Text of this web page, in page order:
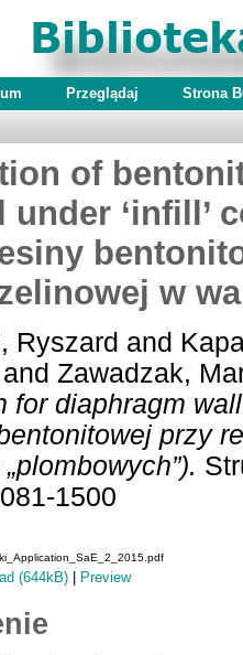
Przeglądaj Strona
of
under ‘infill’
w
Ryszard and
and Zawadzak,
for diaphragm
przy
1500
(644kB) | Preview